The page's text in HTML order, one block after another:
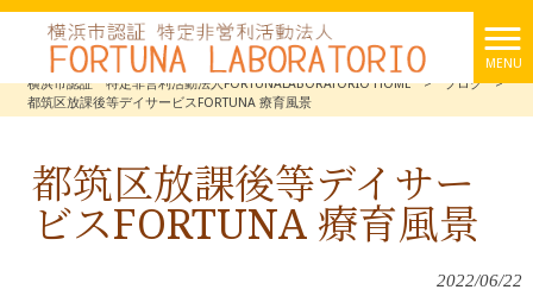
MENU
横浜市認証 特定非営利活動法人FORTUNALABORATORIO HOME
> ブログ
>
都筑区放課後等デイサービスFORTUNA 療育風景
都筑区放課後等デイサー
ビスFORTUNA 療育風景
2022/06/22